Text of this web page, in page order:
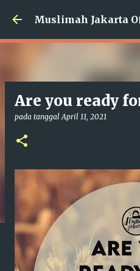
Langsung ke
Muslimah Jakarta
Are you ready
pada tanggalApril 11, 2021